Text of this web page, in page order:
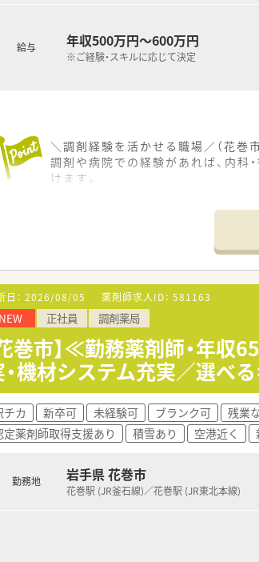
給与 年収500万円～600万円
※ご経験・スキルに応じて決定
＼調剤経験を活かせる職場／（花巻
調剤や病院での経験があれば、内科
けます。
【店舗情報と応需状況について】
■花巻駅から徒歩2分というアクセ
■近隣のクリニックから内科や循
■月火木金は18時まで、水土は12
【法人特徴について】
■岩手県内で調剤薬局を3店舗展開
■大手チェーン店にはない、アット
■地域医療の担い手として、患者様
【職場環境と雰囲気】
■花巻駅から徒歩2分という好立地
■各種社会保険が完備されているだ
■少人数体制だからこそお互いを助
■これまでの調剤経験や病院勤務
■患者様の小さな変化にも気を配
す。
■自分の知識をさらに深めたいと
日： 2026/08/05 薬剤師求人ID： 581163
NEW 正社員 調剤薬局
巻市】≪勤務薬剤師・年収
・機材システム充実／選べ
チカ 新卒可 未経験可 ブランク可 残業
定薬剤師取得支援あり
積雪あり 空港近く
勤務地 岩手県 花巻市
花巻駅 (JR釜石線)／花巻駅 (JR東北本線)